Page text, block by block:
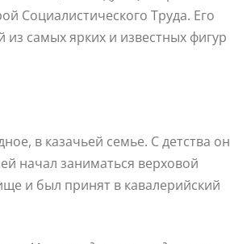
Социалистического Труда. Его
самых ярких и известных фигур
в казачьей семье. С детства он
начал заниматься верховой
и был принят в кавалерийский